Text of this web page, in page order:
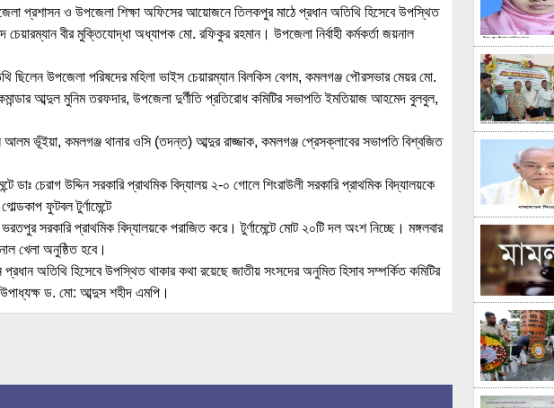
প্রশাসন ও উপজেলা শিক্ষা অফিসের আয়োজনে তিলকপুর মাঠে প্রধান অতিথি হিসেবে উপস্থিত
চেয়ারম্যান বীর মুক্তিযোদ্ধা অধ্যাপক মো. রফিকুর রহমান। উপজেলা নির্বাহী কর্মকর্তা জয়নাল
ছিলেন উপজেলা পরিষদের মহিলা ভাইস চেয়ারম্যান বিলকিস বেগম, কমলগঞ্জ পৌরসভার মেয়র মো.
আব্দুল মুনিম তরফদার, উপজেলা দুর্ণীতি প্রতিরোধ কমিটির সভাপতি ইমতিয়াজ আহমেদ বুলবুল,
আলম ভূঁইয়া, কমলগঞ্জ থানার ওসি (তদন্ত) আব্দুর রাজ্জাক, কমলগঞ্জ প্রেসক্লাবের সভাপতি বিশ্বজিত
ডাঃ চেরাগ উদ্দিন সরকারি প্রাথমিক বিদ্যালয় ২-০ গোলে শিংরাউলী সরকারি প্রাথমিক বিদ্যালয়কে
ফুটবল টুর্ণামেন্টে
সরকারি প্রাথমিক বিদ্যালয়কে পরাজিত করে। টুর্ণামেন্টে মোট ২০টি দল অংশ নিচ্ছে। মঙ্গলবার
খেলা অনুষ্ঠিত হবে।
প্রধান অতিথি হিসেবে উপস্থিত থাকার কথা রয়েছে জাতীয় সংসদের অনুমিত হিসাব সম্পর্কিত কমিটির
ড. মো: আব্দুস শহীদ এমপি।